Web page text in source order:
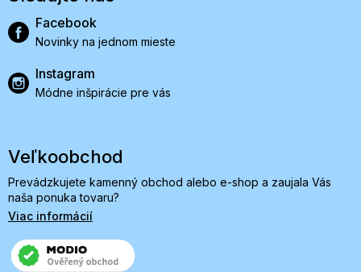
Facebook
Novinky na jednom mieste
Instagram
Módne inšpirácie pre vás
Veľkoobchod
Prevádzkujete kamenný obchod alebo e-shop a zaujala Vás
naša ponuka tovaru?
Viac informácií